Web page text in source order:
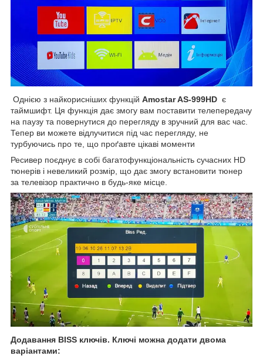
Однією з найкорисніших функцій Amostar AS-999HD є
таймшифт. Ця функція дає змогу вам поставити телепередачу
на паузу та повернутися до перегляду в зручний для вас час.
Тепер ви можете відлучитися під час перегляду, не
турбуючись про те, що проґавте цікаві моменти
Ресивер поєднує в собі багатофункціональність сучасних HD
тюнерів і невеликий розмір, що дає змогу встановити тюнер
за телевізор практично в будь-яке місце.
Додавання BISS ключів. Ключі можна додати двома
варіантами: